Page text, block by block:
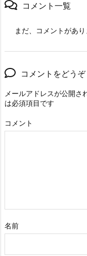
コメント一覧
まだ、コメントがあ
コメントをどうぞ
メールアドレスが公開さ
は必須項目です
コメント
名前